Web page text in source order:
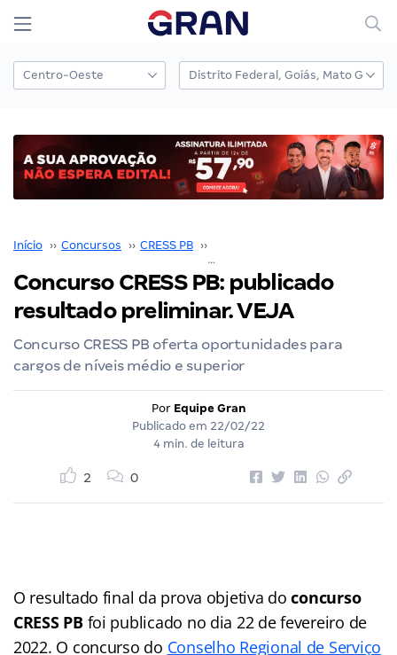
Início ›› Concursos ›› CRESS PB ››
Concurso CRESS PB: publicado
resultado preliminar. VEJA
Concurso CRESS PB oferta oportunidades para
cargos de níveis médio e superior
Por Equipe Gran
Publicado em 22/02/22
4 min. de leitura
2 0
O resultado final da prova objetiva doconcurso
CRESS PBfoi publicado no dia 22 de fevereiro de
2022. O concurso do Conselho Regional de Serviço